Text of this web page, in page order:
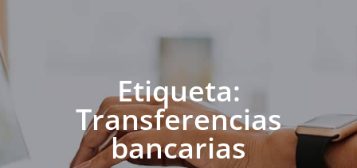
Etiqueta:
Transferencias
bancarias